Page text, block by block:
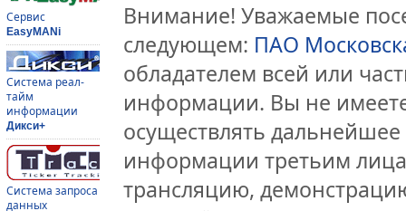
Сервис
EasyMANi
Система реал-
тайм
информации
Дикси+
Система запроса
данных
Внимание! Уважаемые
следующем: ПАО
обладателем всей или
информации. Вы не
осуществлять
информации третьим
трансляцию,